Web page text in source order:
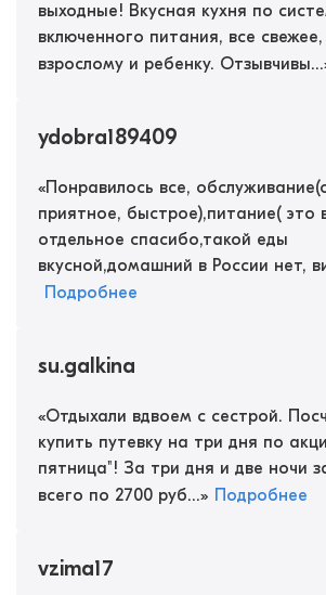
выходные! Вкусная кухня по
включенного питания, все
взрослому и ребенку. Отзывчивы...
ydobra189409
«Понравилось все,
приятное, быстрое),питание( это
отдельное спасибо,такой еды
вкусной,домашний в России нет,
Подробнее
su.galkina
«Отдыхали вдвоем с сестрой.
купить путевку на три дня по
пятница"! За три дня и две ночи
всего по 2700 руб...» Подробнее
vzima17